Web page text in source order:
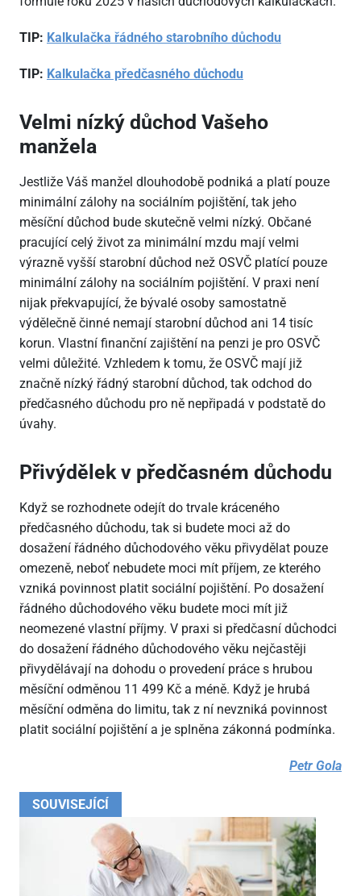
SOUVISEJÍCÍ
TIP: Kalkulačka řádného starobního důchodu
TIP: Kalkulačka předčasného důchodu
Velmi nízký důchod Vašeho
manžela
Jestliže Váš manžel dlouhodobě podniká a platí pouze
minimální zálohy na sociálním pojištění, tak jeho
měsíční důchod bude skutečně velmi nízký. Občané
pracující celý život za minimální mzdu mají velmi
výrazně vyšší starobní důchod než OSVČ platící pouze
minimální zálohy na sociálním pojištění. V praxi není
nijak překvapující, že bývalé osoby samostatně
výdělečně činné nemají starobní důchod ani 14 tisíc
korun. Vlastní finanční zajištění na penzi je pro OSVČ
velmi důležité. Vzhledem k tomu, že OSVČ mají již
značně nízký řádný starobní důchod, tak odchod do
předčasného důchodu pro ně nepřipadá v podstatě do
úvahy.
Přivýdělek v předčasném důchodu
Když se rozhodnete odejít do trvale kráceného
předčasného důchodu, tak si budete moci až do
dosažení řádného důchodového věku přivydělat pouze
omezeně, neboť nebudete moci mít příjem, ze kterého
vzniká povinnost platit sociální pojištění. Po dosažení
řádného důchodového věku budete moci mít již
neomezené vlastní příjmy. V praxi si předčasní důchodci
do dosažení řádného důchodového věku nejčastěji
přivydělávají na dohodu o provedení práce s hrubou
měsíční odměnou 11 499 Kč a méně. Když je hrubá
měsíční odměna do limitu, tak z ní nevzniká povinnost
platit sociální pojištění a je splněna zákonná podmínka.
Petr Gola